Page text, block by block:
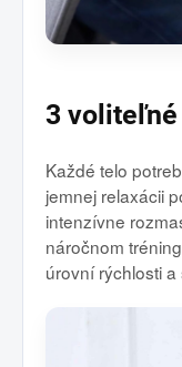
3
Každé telo
jemnej relaxácii
intenzívne
náročnom
úrovní rýchlosti a